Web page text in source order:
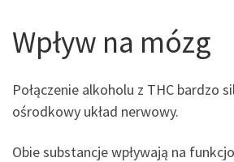
Wpływ na mózg
Połączenie alkoholu z THC bardzo
ośrodkowy układ nerwowy.
Obie substancje wpływają na